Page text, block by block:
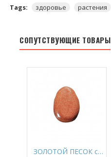
Tags: здоровье растения
СОПУТСТВУЮЩИЕ ТОВАРЫ
ЗОЛОТОЙ ПЕСОК с дыркой